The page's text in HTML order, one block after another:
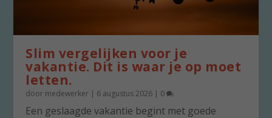
Slim vergelijken voor je
vakantie. Dit is waar je op moet
letten.
door medewerker | 6 augustus 2026 | 0
Een geslaagde vakantie begint met goede